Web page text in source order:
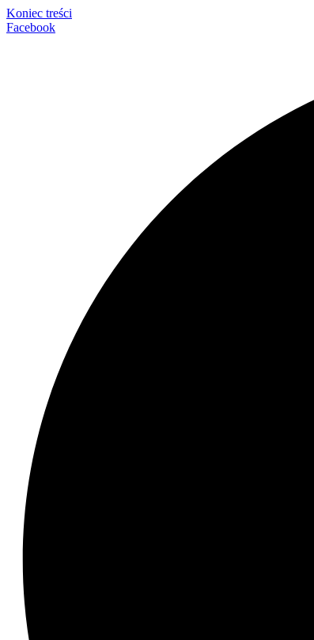
Koniec treści
Facebook